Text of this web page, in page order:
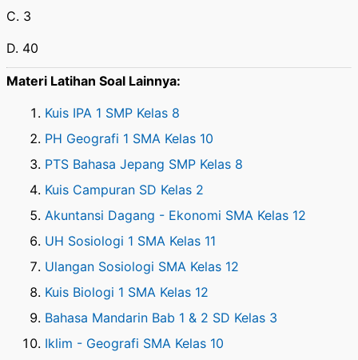
C. 3
D. 40
Materi Latihan Soal Lainnya:
Kuis IPA 1 SMP Kelas 8
PH Geografi 1 SMA Kelas 10
PTS Bahasa Jepang SMP Kelas 8
Kuis Campuran SD Kelas 2
Akuntansi Dagang - Ekonomi SMA Kelas 12
UH Sosiologi 1 SMA Kelas 11
Ulangan Sosiologi SMA Kelas 12
Kuis Biologi 1 SMA Kelas 12
Bahasa Mandarin Bab 1 & 2 SD Kelas 3
Iklim - Geografi SMA Kelas 10